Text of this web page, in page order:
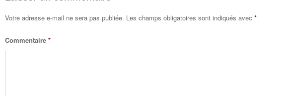
Votre adresse e-mail ne sera pas publiée. Les champs obligatoires sont indiqués avec *
Commentaire *